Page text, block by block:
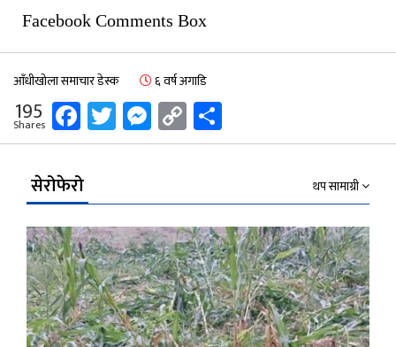
Facebook Comments Box
आँधीखोला समाचार डेस्क ६ वर्ष अगाडि
195
Shares Facebook
Twitter
Messenger
Copy
Link
सेरोफेरो थप सामाग्री